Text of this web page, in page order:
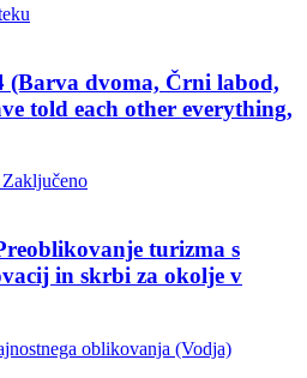
(Barva dvoma, Črni labod,
told each other everything,
Zaključeno
turizma s
in skrbi za okolje v
oblikovanja (Vodja)